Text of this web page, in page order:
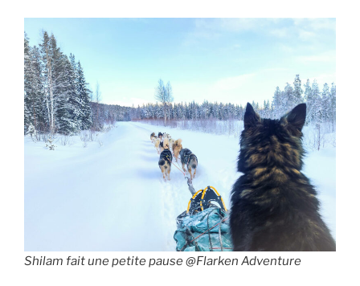
Shilam fait une petite pause @Flarken Adventure